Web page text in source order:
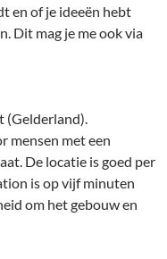
en of je ideeën hebt
Dit mag je me ook via
(Gelderland).
mensen met een
De locatie is goed per
is op vijf minuten
om het gebouw en